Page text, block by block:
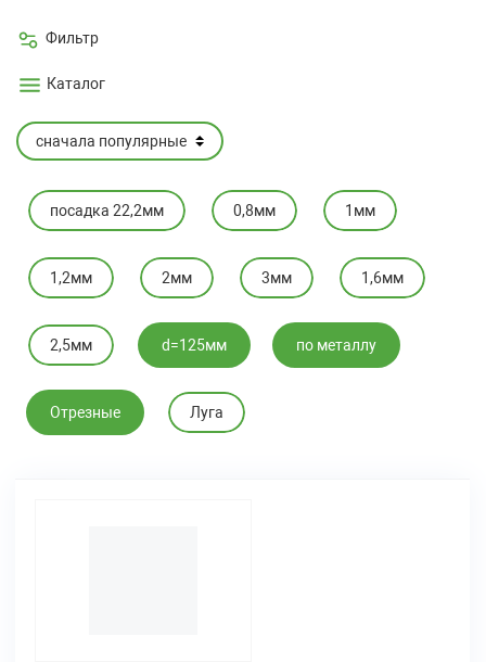
Фильтр
Каталог
посадка 22,2мм 0,8мм 1мм
1,2мм 2мм 3мм 1,6мм
2,5мм d=125мм по металлу
Отрезные Луга